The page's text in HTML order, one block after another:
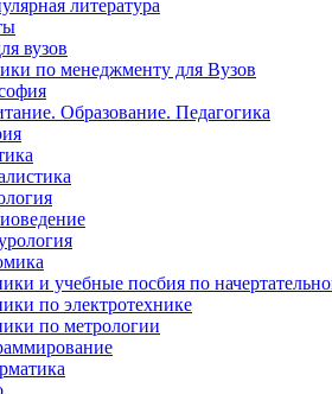
литература
вузов
по менеджменту для Вузов
Образование. Педагогика
и учебные посбия по
по электротехнике
по метрологии